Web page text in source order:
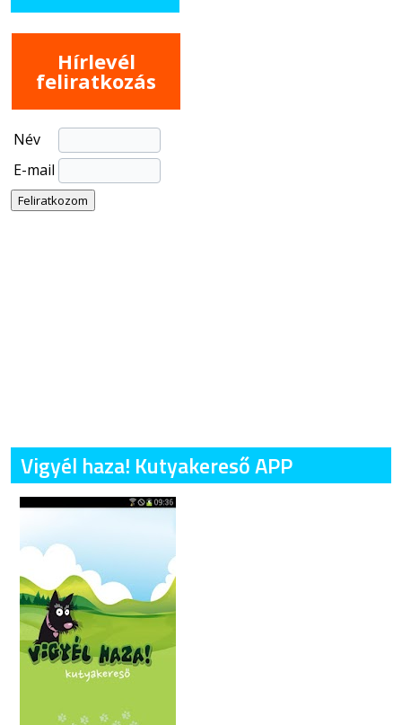
Hírlevél
feliratkozás
Név
E-mail
Vigyél haza! Kutyakereső APP